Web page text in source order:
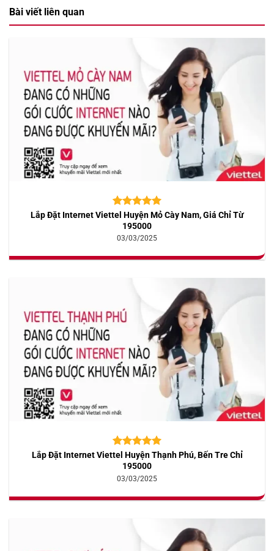
Bài viết liên quan
5.00trên 5
dựa trên
10
đánh giá
Lắp Đặt Internet Viettel Huyện Mỏ Cày Nam, Giá Chỉ Từ
195000
03/03/2025
5.00trên 5
dựa trên
10
đánh giá
Lắp Đặt Internet Viettel Huyện Thạnh Phú, Bến Tre Chỉ
195000
03/03/2025